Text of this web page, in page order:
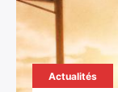
Actualités
Rechercher